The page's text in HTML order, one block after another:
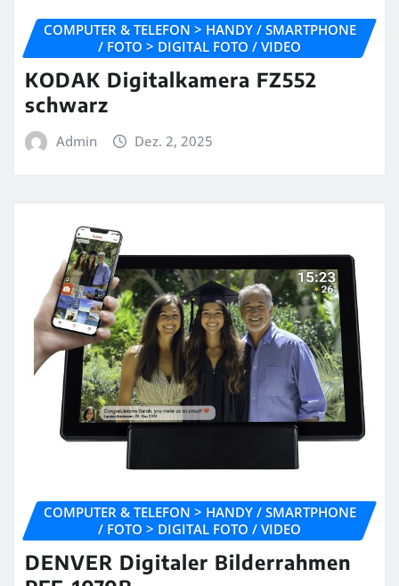
COMPUTER & TELEFON > HANDY / SMARTPHONE
/ FOTO > DIGITAL FOTO / VIDEO
KODAK Digitalkamera FZ552
schwarz
Admin Dez. 2, 2025
COMPUTER & TELEFON > HANDY / SMARTPHONE
/ FOTO > DIGITAL FOTO / VIDEO
DENVER Digitaler Bilderrahmen